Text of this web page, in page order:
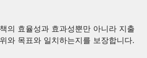
의 효율성과 효과성뿐만 아니라 지출
와 목표와 일치하는지를 보장합니다.